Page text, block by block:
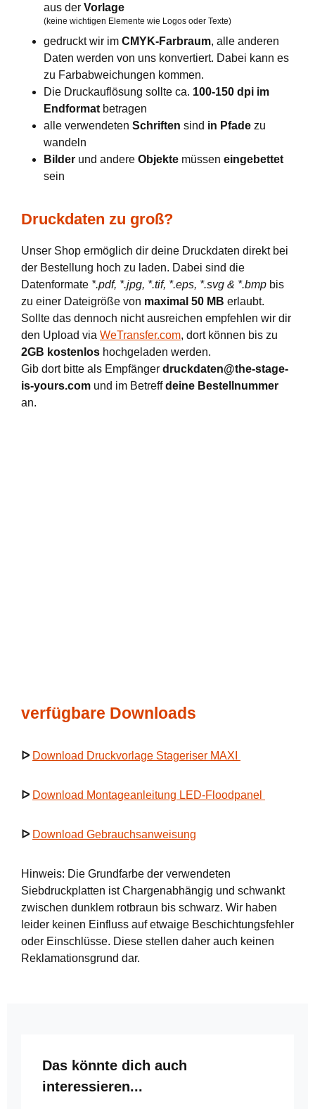
aus der Vorlage
(keine wichtigen Elemente wie Logos oder Texte)
gedruckt wir im CMYK-Farbraum, alle anderen
Daten werden von uns konvertiert. Dabei kann es
zu Farbabweichungen kommen.
Die Druckauflösung sollte ca. 100-150 dpi im
Endformat betragen
alle verwendeten Schriften sind in Pfade zu
wandeln
Bilder und andere Objekte müssen eingebettet
sein
Druckdaten zu groß?
Unser Shop ermöglich dir deine Druckdaten direkt bei
der Bestellung hoch zu laden. Dabei sind die
Datenformate *.pdf, *.jpg, *.tif, *.eps, *.svg & *.bmp bis
zu einer Dateigröße von maximal 50 MB erlaubt.
Sollte das dennoch nicht ausreichen empfehlen wir dir
den Upload via WeTransfer.com, dort können bis zu
2GB kostenlos hochgeladen werden.
Gib dort bitte als Empfänger druckdaten@the-stage-
is-yours.com und im Betreffdeine Bestellnummer
an.
verfügbare Downloads
ᐅ Download Druckvorlage Stageriser MAXI
ᐅ Download Montageanleitung LED-Floodpanel
ᐅ Download Gebrauchsanweisung
Hinweis: Die Grundfarbe der verwendeten
Siebdruckplatten ist Chargenabhängig und schwankt
zwischen dunklem rotbraun bis schwarz. Wir haben
leider keinen Einfluss auf etwaige Beschichtungsfehler
oder Einschlüsse. Diese stellen daher auch keinen
Reklamationsgrund dar.
Produktgalerie überspringen
Das könnte dich auch
interessieren...